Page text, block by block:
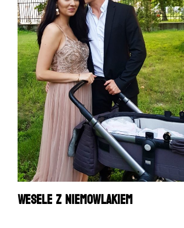
Wesele z niemowlakiem